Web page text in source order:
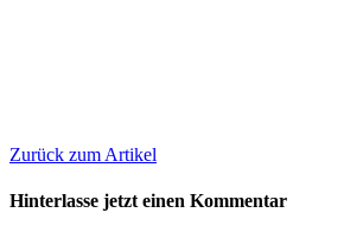
Zurück zum Artikel
Hinterlasse jetzt einen Kommentar